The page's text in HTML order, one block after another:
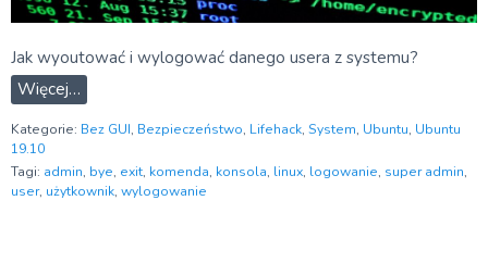
Jak wyoutować i wylogować danego usera z systemu?
Więcej…
Kategorie: Bez GUI, Bezpieczeństwo, Lifehack, System, Ubuntu, Ubuntu
19.10
Tagi: admin, bye, exit, komenda, konsola, linux, logowanie, super admin,
user, użytkownik, wylogowanie